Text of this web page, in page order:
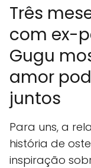
Três
com ex-
Gugu
amor
juntos
Para uns, a
história de
inspiração